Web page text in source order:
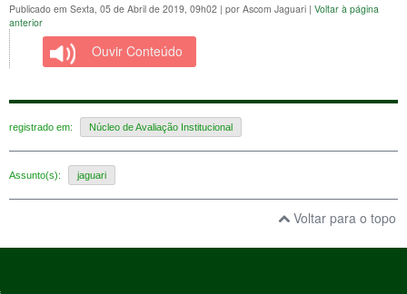
Publicado em Sexta, 05 de Abril de 2019, 09h02 | por Ascom Jaguari | Voltar à página
anterior
Ouvir Conteúdo
registrado em: Núcleo de Avaliação Institucional
Assunto(s): jaguari
Voltar para o topo